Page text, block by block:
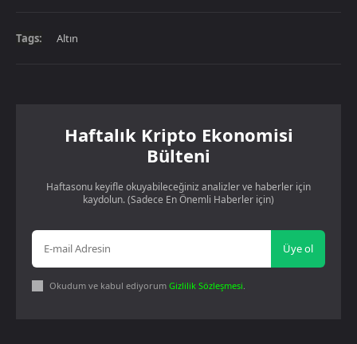
Tags: Altın
Haftalık Kripto Ekonomisi
Bülteni
Haftasonu keyifle okuyabileceğiniz analizler ve haberler için
kaydolun. (Sadece En Önemli Haberler için)
Üye ol
Okudum ve kabul ediyorum Gizlilik Sözleşmesi